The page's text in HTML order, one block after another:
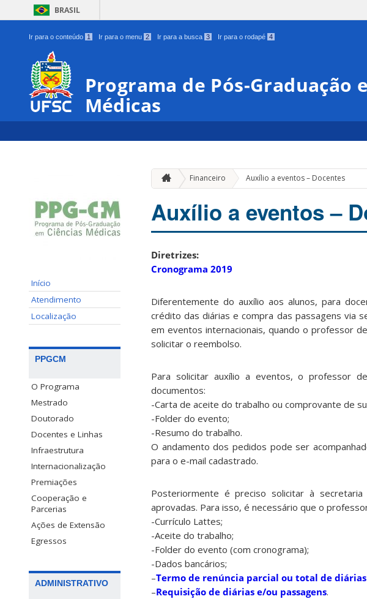
BRASIL
Ir para o conteúdo 1 Ir para o menu 2 Ir para a busca 3 Ir para o rodapé 4
Programa de Pós-Graduação
Médicas
Início
Atendimento
Localização
PPGCM
O Programa
Mestrado
Doutorado
Docentes e Linhas
Infraestrutura
Internacionalização
Premiações
Cooperação e
Parcerias
Ações de Extensão
Egressos
ADMINISTRATIVO
Financeiro Auxílio a eventos – Docentes
Auxílio a eventos –
Diretrizes:
Cronograma 2019
Diferentemente do auxílio aos alunos, para
crédito das diárias e compra das passagens via
em eventos internacionais, quando o professor
solicitar o reembolso.
Para solicitar auxílio a eventos, o professor
documentos:
-Carta de aceite do trabalho ou comprovante de
-Folder do evento;
-Resumo do trabalho.
O andamento dos pedidos pode ser
para o e-mail cadastrado.
Posteriormente é preciso solicitar à
aprovadas. Para isso, é necessário que o
-Currículo Lattes;
-Aceite do trabalho;
-Folder do evento (com cronograma);
-Dados bancários;
–Termo de renúncia parcial ou total de diárias
–Requisição de diárias e/ou passagens.